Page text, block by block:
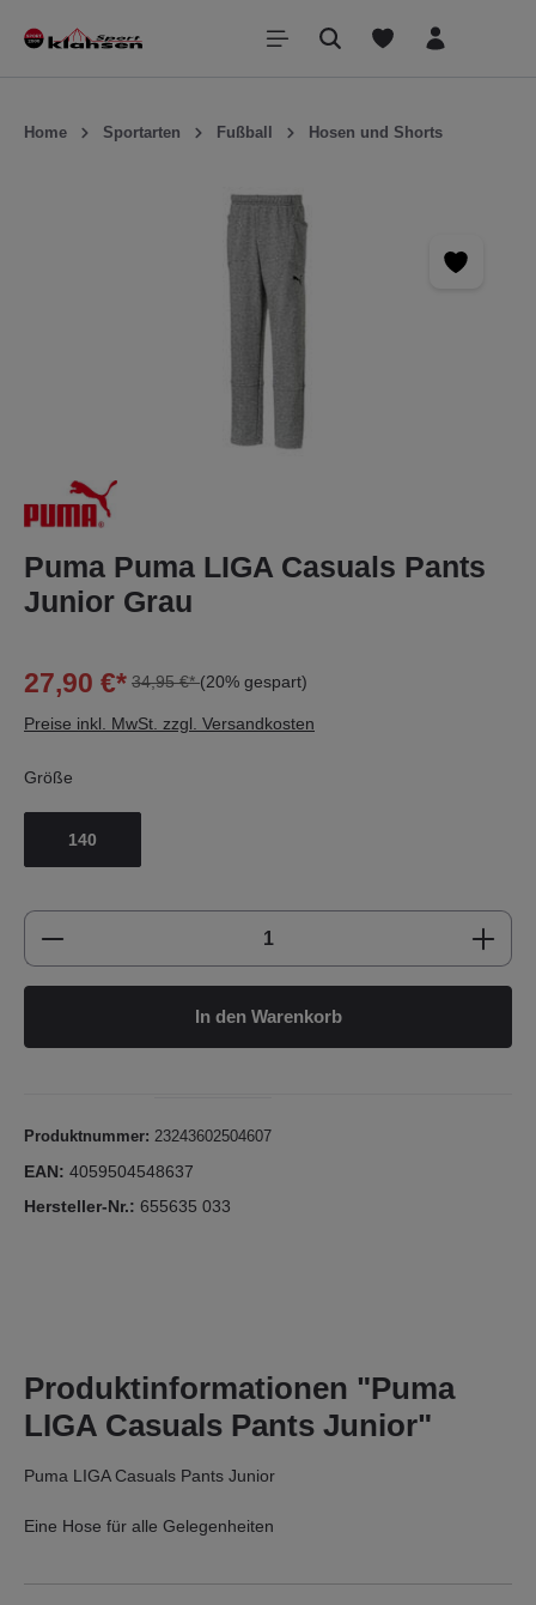
springen
Home Sportarten Fußball Hosen und Shorts
Puma Puma LIGA Casuals Pants
Junior Grau
27,90 €* 34,95 €*(20% gespart)
Preise inkl. MwSt. zzgl. Versandkosten
Größe
140
Produkt Anzahl: Gib den gewünschten
In den Warenkorb
Produktnummer: 23243602504607
EAN: 4059504548637
Hersteller-Nr.: 655635 033
Produktinformationen "Puma
LIGA Casuals Pants Junior"
Puma LIGA Casuals Pants Junior
Eine Hose für alle Gelegenheiten